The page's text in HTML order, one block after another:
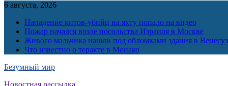
6 августа, 2026
Нападение китов-убийц на яхту попало на видео
Пожар начался возле посольства Израиля в Москве
Живого мальчика нашли под обломками здания в
Что известно о теракте в Монако
Безумный мир
Новостная рассылка